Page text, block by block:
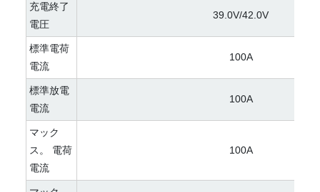
充電終了
電圧
39.0V/42.0V
標準電荷
電流
100A
標準放電
電流
100A
マック
ス。 電荷
電流
100A